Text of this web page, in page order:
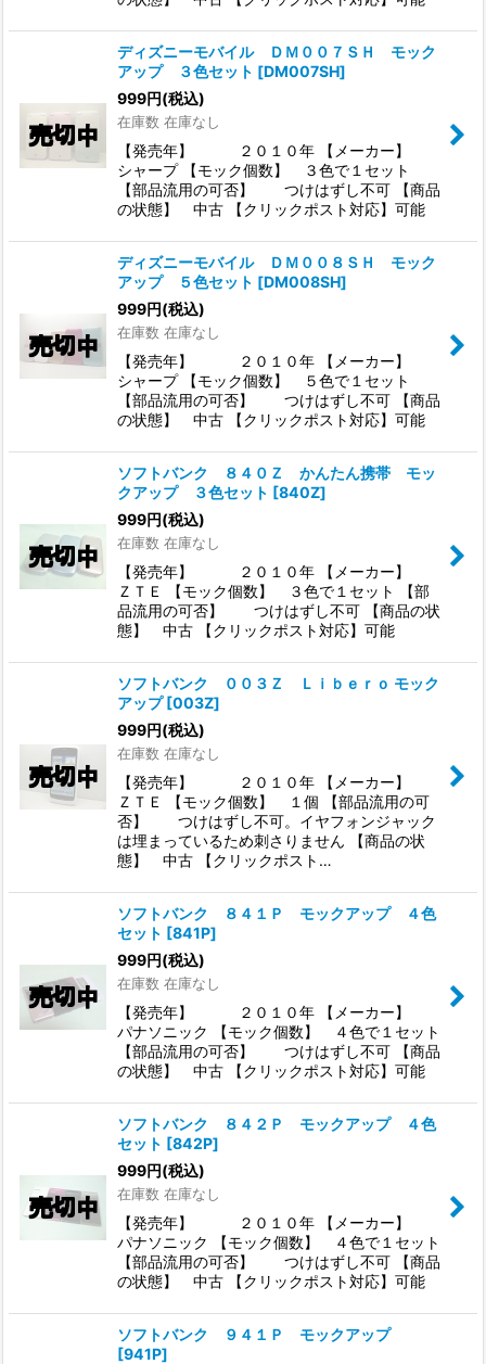
ディズニーモバイル ＤＭ００７ＳＨ モック
アップ ３色セット [DM007SH]
999円(税込)
在庫数 在庫なし
【発売年】 ２０１０年 【メーカー】
シャープ 【モック個数】 ３色で１セット
【部品流用の可否】 つけはずし不可 【商品
の状態】 中古 【クリックポスト対応】可能
ディズニーモバイル ＤＭ００８ＳＨ モック
アップ ５色セット [DM008SH]
999円(税込)
在庫数 在庫なし
【発売年】 ２０１０年 【メーカー】
シャープ 【モック個数】 ５色で１セット
【部品流用の可否】 つけはずし不可 【商品
の状態】 中古 【クリックポスト対応】可能
ソフトバンク ８４０Ｚ かんたん携帯 モッ
クアップ ３色セット [840Z]
999円(税込)
在庫数 在庫なし
【発売年】 ２０１０年 【メーカー】
ＺＴＥ 【モック個数】 ３色で１セット 【部
品流用の可否】 つけはずし不可 【商品の状
態】 中古 【クリックポスト対応】可能
ソフトバンク ００３Ｚ Ｌｉｂｅｒｏ モック
アップ [003Z]
999円(税込)
在庫数 在庫なし
【発売年】 ２０１０年 【メーカー】
ＺＴＥ 【モック個数】 １個 【部品流用の可
否】 つけはずし不可。イヤフォンジャック
は埋まっているため刺さりません 【商品の状
態】 中古 【クリックポスト…
ソフトバンク ８４１Ｐ モックアップ ４色
セット [841P]
999円(税込)
在庫数 在庫なし
【発売年】 ２０１０年 【メーカー】
パナソニック 【モック個数】 ４色で１セット
【部品流用の可否】 つけはずし不可 【商品
の状態】 中古 【クリックポスト対応】可能
ソフトバンク ８４２Ｐ モックアップ ４色
セット [842P]
999円(税込)
在庫数 在庫なし
【発売年】 ２０１０年 【メーカー】
パナソニック 【モック個数】 ４色で１セット
【部品流用の可否】 つけはずし不可 【商品
の状態】 中古 【クリックポスト対応】可能
ソフトバンク ９４１Ｐ モックアップ
[941P]